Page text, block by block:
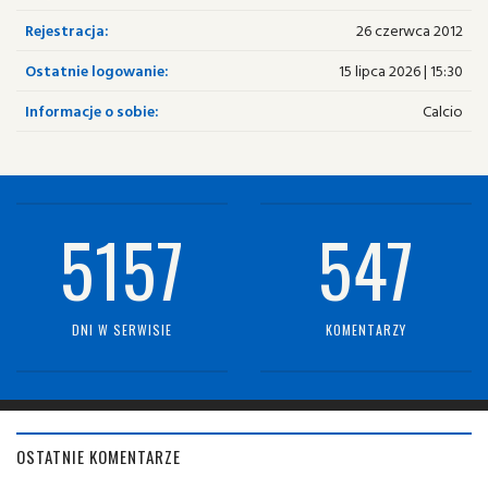
Rejestracja:
26 czerwca 2012
Ostatnie logowanie:
15 lipca 2026 | 15:30
Informacje o sobie:
Calcio
5157
DNI W SERWISIE
547
KOMENTARZY
OSTATNIE KOMENTARZE